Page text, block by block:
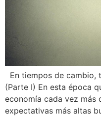
En tiempos de
(Parte I) En esta época
economía cada vez más
expectativas más altas